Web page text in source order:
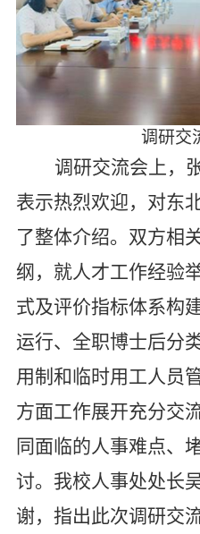
调研交
调研交流会上，
表示热烈欢迎，对东
了整体介绍。双方相
纲，就人才工作经验
式及评价指标体系构
运行、全职博士后分
用制和临时用工人员
方面工作展开充分交
同面临的人事难点、
讨。我校人事处处长
谢，指出此次调研交